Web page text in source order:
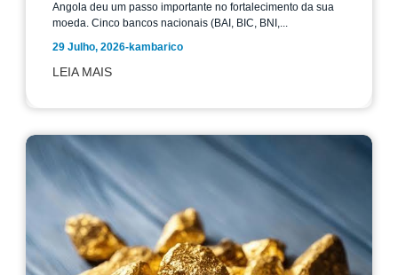
Angola deu um passo importante no fortalecimento da sua
moeda. Cinco bancos nacionais (BAI, BIC, BNI,...
29 Julho, 2026-kambarico
LEIA MAIS